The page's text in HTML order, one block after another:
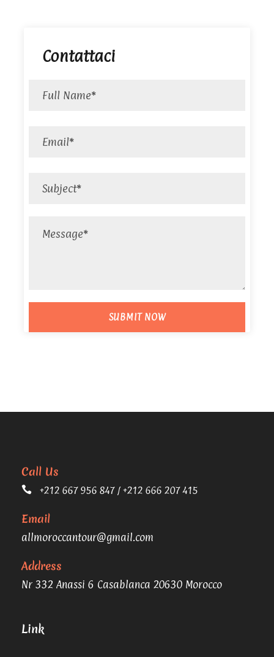
Contattaci
Call Us
+212 667 956 847 / +212 666 207 415
Email
allmoroccantour@gmail.com
Address
Nr 332 Anassi 6 Casablanca 20630 Morocco
Link